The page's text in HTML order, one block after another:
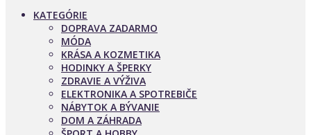
KATEGÓRIE
DOPRAVA ZADARMO
MÓDA
KRÁSA A KOZMETIKA
HODINKY A ŠPERKY
ZDRAVIE A VÝŽIVA
ELEKTRONIKA A SPOTREBIČE
NÁBYTOK A BÝVANIE
DOM A ZÁHRADA